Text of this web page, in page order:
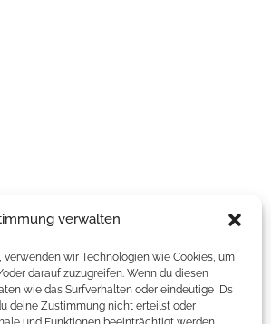
verwalten
wir Technologien wie Cookies, um
darauf zuzugreifen. Wenn du diesen
wie das Surfverhalten oder eindeutige IDs
deine Zustimmung nicht erteilst oder